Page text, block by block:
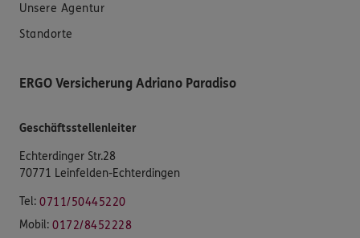
Unsere Agentur
Standorte
ERGO Versicherung Adriano Paradiso
Geschäftsstellenleiter
Echterdinger Str.28
70771 Leinfelden-Echterdingen
Tel: 0711/50445220
Mobil: 0172/8452228